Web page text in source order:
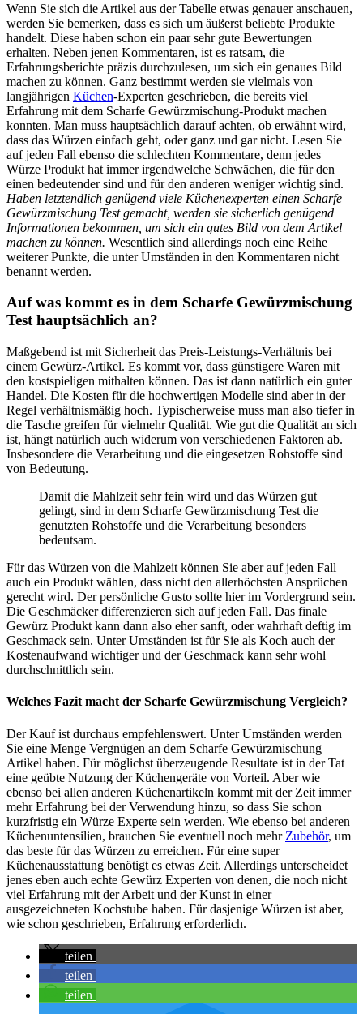
Wenn Sie sich die Artikel aus der Tabelle etwas genauer anschauen,
werden Sie bemerken, dass es sich um äußerst beliebte Produkte
handelt. Diese haben schon ein paar sehr gute Bewertungen
erhalten. Neben jenen Kommentaren, ist es ratsam, die
Erfahrungsberichte präzis durchzulesen, um sich ein genaues Bild
machen zu können. Ganz bestimmt werden sie vielmals von
langjährigen Küchen-Experten geschrieben, die bereits viel
Erfahrung mit dem Scharfe Gewürzmischung-Produkt machen
konnten. Man muss hauptsächlich darauf achten, ob erwähnt wird,
dass das Würzen einfach geht, oder ganz und gar nicht. Lesen Sie
auf jeden Fall ebenso die schlechten Kommentare, denn jedes
Würze Produkt hat immer irgendwelche Schwächen, die für den
einen bedeutender sind und für den anderen weniger wichtig sind.
Haben letztendlich genügend viele Küchenexperten einen Scharfe
Gewürzmischung Test gemacht, werden sie sicherlich genügend
Informationen bekommen, um sich ein gutes Bild von dem Artikel
machen zu können. Wesentlich sind allerdings noch eine Reihe
weiterer Punkte, die unter Umständen in den Kommentaren nicht
benannt werden.
Auf was kommt es in dem Scharfe Gewürzmischung
Test hauptsächlich an?
Maßgebend ist mit Sicherheit das Preis-Leistungs-Verhältnis bei
einem Gewürz-Artikel. Es kommt vor, dass günstigere Waren mit
den kostspieligen mithalten können. Das ist dann natürlich ein guter
Handel. Die Kosten für die hochwertigen Modelle sind aber in der
Regel verhältnismäßig hoch. Typischerweise muss man also tiefer in
die Tasche greifen für vielmehr Qualität. Wie gut die Qualität an sich
ist, hängt natürlich auch widerum von verschiedenen Faktoren ab.
Insbesondere die Verarbeitung und die eingesetzen Rohstoffe sind
von Bedeutung.
Damit die Mahlzeit sehr fein wird und das Würzen gut
gelingt, sind in dem Scharfe Gewürzmischung Test die
genutzten Rohstoffe und die Verarbeitung besonders
bedeutsam.
Für das Würzen von die Mahlzeit können Sie aber auf jeden Fall
auch ein Produkt wählen, dass nicht den allerhöchsten Ansprüchen
gerecht wird. Der persönliche Gusto sollte hier im Vordergrund sein.
Die Geschmäcker differenzieren sich auf jeden Fall. Das finale
Gewürz Produkt kann dann also eher sanft, oder wahrhaft deftig im
Geschmack sein. Unter Umständen ist für Sie als Koch auch der
Kostenaufwand wichtiger und der Geschmack kann sehr wohl
durchschnittlich sein.
Welches Fazit macht der Scharfe Gewürzmischung Vergleich?
Der Kauf ist durchaus empfehlenswert. Unter Umständen werden
Sie eine Menge Vergnügen an dem Scharfe Gewürzmischung
Artikel haben. Für möglichst überzeugende Resultate ist in der Tat
eine geübte Nutzung der Küchengeräte von Vorteil. Aber wie
ebenso bei allen anderen Küchenartikeln kommt mit der Zeit immer
mehr Erfahrung bei der Verwendung hinzu, so dass Sie schon
kurzfristig ein Würze Experte sein werden. Wie ebenso bei anderen
Küchenuntensilien, brauchen Sie eventuell noch mehr Zubehör, um
das beste für das Würzen zu erreichen. Für eine super
Küchenausstattung benötigt es etwas Zeit. Allerdings unterscheidet
jenes eben auch echte Gewürz Experten von denen, die noch nicht
viel Erfahrung mit der Arbeit und der Kunst in einer
ausgezeichneten Kochstube haben. Für dasjenige Würzen ist aber,
wie schon geschrieben, Erfahrung erforderlich.
teilen
teilen
teilen